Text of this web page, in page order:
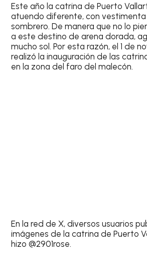
Este año la catrina de Puerto
atuendo diferente, con vestimenta
sombrero. De manera que no lo
a este destino de arena dorada,
mucho sol. Por esta razón, el 1 de
realizó la inauguración de las
en la zona del faro del malecón.
En la red de X, diversos usuarios
imágenes de la catrina de Puerto
hizo @2901rose.